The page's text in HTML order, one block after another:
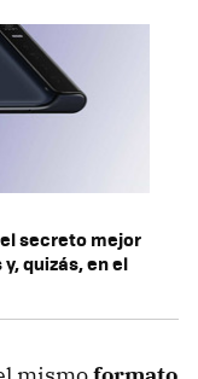
secreto mejor
quizás, en el